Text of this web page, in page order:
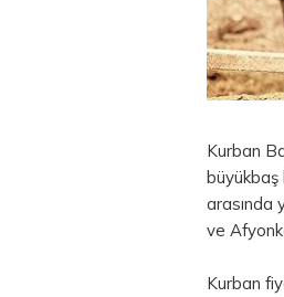
Kurban
büyükbaş
arasında
ve
Kurban